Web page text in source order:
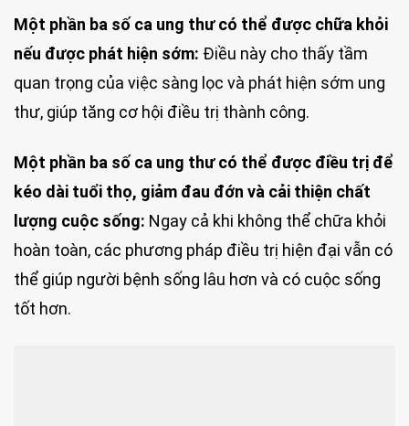
Một phần ba số ca ung thư có thể được chữa khỏi
nếu được phát hiện sớm: Điều này cho thấy tầm
quan trọng của việc sàng lọc và phát hiện sớm ung
thư, giúp tăng cơ hội điều trị thành công.
Một phần ba số ca ung thư có thể được điều trị để
kéo dài tuổi thọ, giảm đau đớn và cải thiện chất
lượng cuộc sống: Ngay cả khi không thể chữa khỏi
hoàn toàn, các phương pháp điều trị hiện đại vẫn có
thể giúp người bệnh sống lâu hơn và có cuộc sống
tốt hơn.